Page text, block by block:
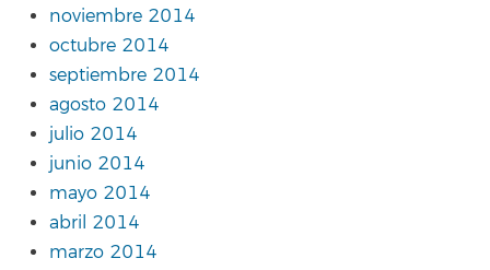
noviembre 2014
octubre 2014
septiembre 2014
agosto 2014
julio 2014
junio 2014
mayo 2014
abril 2014
marzo 2014